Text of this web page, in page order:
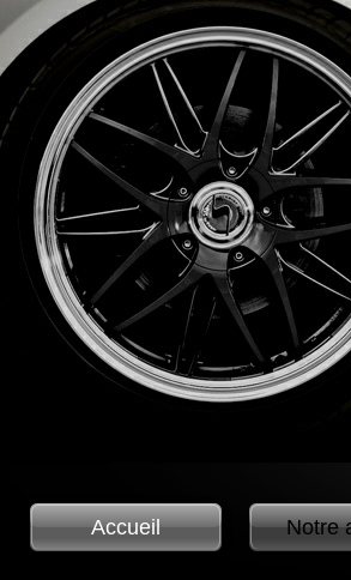
Notre
Accueil